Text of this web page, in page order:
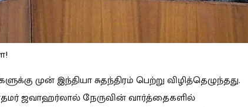
முன் இந்தியா சுதந்திரம் பெற்று விழித்தெழுந்தது.
ஜவாஹர்லால் நேருவின் வார்த்தைகளில்